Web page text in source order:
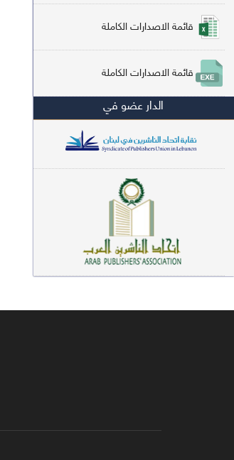
فقه مالكي (112)
تفسير قرآن (106)
علم كلام (96)
أخلاق وتصوف (91)
سير وتراجم (90)
معاجم لغوية (89)
سيرة نبوية وتصوف (81)
دراسات إسلامية (75)
شعر (72)
علوم قرآن (66)
فقه عام وأحكام فقهية (62)
قائمة الاصدارات الكاملة
قائمة الاصدارات الكاملة
الدار عضو في